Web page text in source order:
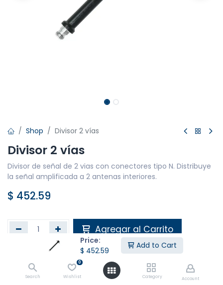
Price:
$ 452.59
Add to Cart
Search
0
Wishlist Category Account
Shop Divisor 2 vías
Divisor 2 vías
Divisor de señal de 2 vias con conectores tipo N. Distribuye
la señal amplificada a 2 antenas interiores.
$ 452.59
Agregar al Carrito
Agregar a la lista de deseos